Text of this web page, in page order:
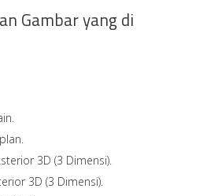
Gambar yang di
3D (3 Dimensi).
3D (3 Dimensi).